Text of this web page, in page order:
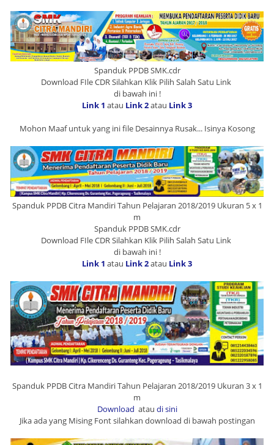
Spanduk PPDB SMK.cdr
Download FIle CDR Silahkan Klik Pilih Salah Satu Link
di bawah ini !
Link 1 atau Link 2atau Link 3
Mohon Maaf untuk yang ini file Desainnya Rusak... Isinya Kosong
Spanduk PPDB Citra Mandiri Tahun Pelajaran 2018/2019 Ukuran 5 x 1
m
Spanduk PPDB SMK.cdr
Download FIle CDR Silahkan Klik Pilih Salah Satu Link
di bawah ini !
Link 1 atau Link 2atau Link 3
Spanduk PPDB Citra Mandiri Tahun Pelajaran 2018/2019 Ukuran 3 x 1
m
Download atau di sini
Jika ada yang Mising Font silahkan download di bawah postingan